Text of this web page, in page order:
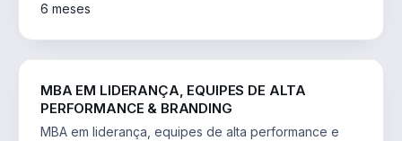
6 meses
MBA EM LIDERANÇA, EQUIPES DE ALTA
PERFORMANCE & BRANDING
MBA em liderança, equipes de alta performance e